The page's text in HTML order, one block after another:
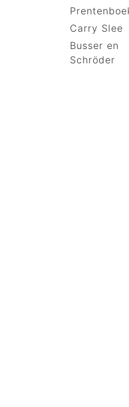
Carry Slee
Busser en
Schröder